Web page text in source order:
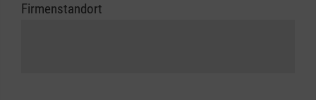
Firmenstandort